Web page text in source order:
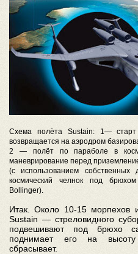
Схема полёта Sustain: 1— старт
возвращается на аэродром
2 — полёт по параболе в
маневрирование перед
(с использованием
космический челнок под
Bollinger).
Итак. Около 10-15 морпехов
Sustain — стреловидного
подвешивают под брюхо
поднимает его на
сбрасывает.